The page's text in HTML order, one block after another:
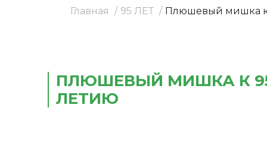
Главная 95 ЛЕТ Плюшевый мишка
ПЛЮШЕВЫЙ МИШКА К
ЛЕТИЮ